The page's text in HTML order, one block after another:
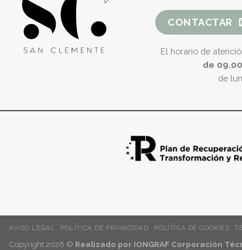
CONTACTAR
El horario de
de
de
AVISO LEGAL POLÍTICA DE PRIVACIDAD POLÍTICA DE COOKIES
Copyright 2026 © Realizado por IONGRAF Corporación